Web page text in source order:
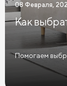
Кровати
Кровати в
Кровати в
Кровати в
08 Февраля,
Как
Помогаем